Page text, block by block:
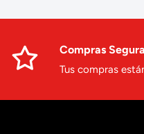
Compras
Tus compras